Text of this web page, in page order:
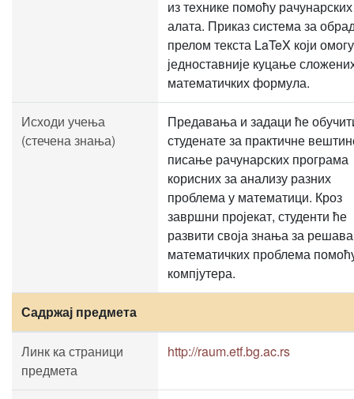
из технике помоћу рачунарских
алата. Приказ система за
прелом текста LaTeX који
једноставније куцање
математичких формула.
Исходи учења
(стечена знања)
Предавања и задаци ће
студенате за практичне
писање рачунарских програма
корисних за анализу разних
проблема у математици. Кроз
завршни пројекат, студенти ће
развити своја знања за
математичких проблема
компјутера.
Садржај предмета
Линк ка страници
предмета
http://raum.etf.bg.ac.rs